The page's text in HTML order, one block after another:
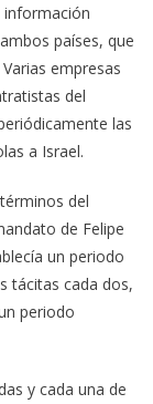
información
países, que
empresas
del
las
a Israel.
del
de Felipe
un periodo
tácitas cada dos,
periodo
y cada una de